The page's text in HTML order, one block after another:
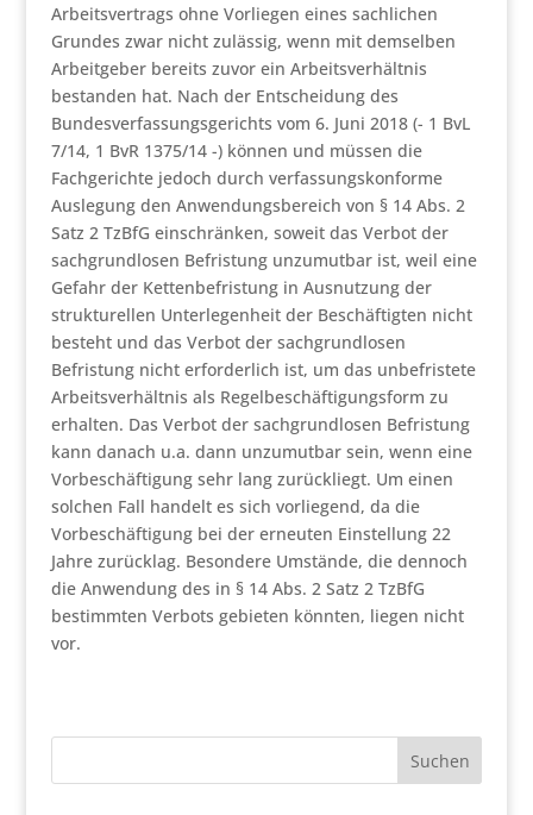
Arbeitsvertrags ohne Vorliegen eines sachlichen
Grundes zwar nicht zulässig, wenn mit demselben
Arbeitgeber bereits zuvor ein Arbeitsverhältnis
bestanden hat. Nach der Entscheidung des
Bundesverfassungsgerichts vom 6. Juni 2018 (- 1 BvL
7/14, 1 BvR 1375/14 -) können und müssen die
Fachgerichte jedoch durch verfassungskonforme
Auslegung den Anwendungsbereich von § 14 Abs. 2
Satz 2 TzBfG einschränken, soweit das Verbot der
sachgrundlosen Befristung unzumutbar ist, weil eine
Gefahr der Kettenbefristung in Ausnutzung der
strukturellen Unterlegenheit der Beschäftigten nicht
besteht und das Verbot der sachgrundlosen
Befristung nicht erforderlich ist, um das unbefristete
Arbeitsverhältnis als Regelbeschäftigungsform zu
erhalten. Das Verbot der sachgrundlosen Befristung
kann danach u.a. dann unzumutbar sein, wenn eine
Vorbeschäftigung sehr lang zurückliegt. Um einen
solchen Fall handelt es sich vorliegend, da die
Vorbeschäftigung bei der erneuten Einstellung 22
Jahre zurücklag. Besondere Umstände, die dennoch
die Anwendung des in § 14 Abs. 2 Satz 2 TzBfG
bestimmten Verbots gebieten könnten, liegen nicht
vor.